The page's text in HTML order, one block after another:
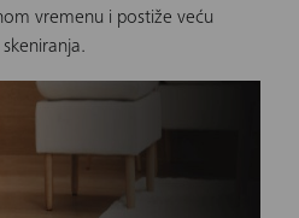
vremenu i postiže veću